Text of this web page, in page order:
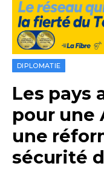
DIPLOMATIE
Les pays
pour une
une
sécurité